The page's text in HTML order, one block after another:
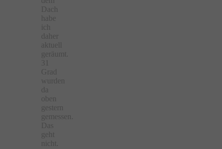
Dach
habe
ich
daher
aktuell
geräumt.
31
Grad
wurden
da
oben
gestern
gemessen.
Das
geht
nicht.